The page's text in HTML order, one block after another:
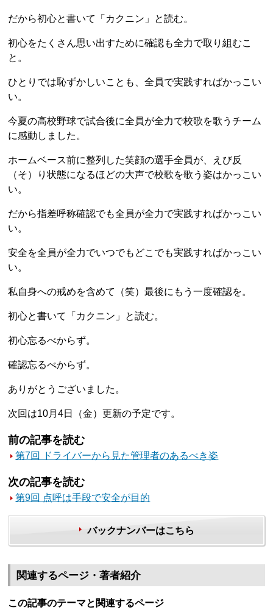
だから初心と書いて「カクニン」と読む。
初心をたくさん思い出すために確認も全力で取り組むこ
と。
ひとりでは恥ずかしいことも、全員で実践すればかっこい
い。
今夏の高校野球で試合後に全員が全力で校歌を歌うチーム
に感動しました。
ホームベース前に整列した笑顔の選手全員が、えび反
（そ）り状態になるほどの大声で校歌を歌う姿はかっこい
い。
だから指差呼称確認でも全員が全力で実践すればかっこい
い。
安全を全員が全力でいつでもどこでも実践すればかっこい
い。
私自身への戒めを含めて（笑）最後にもう一度確認を。
初心と書いて「カクニン」と読む。
初心忘るべからず。
確認忘るべからず。
ありがとうございました。
次回は10月4日（金）更新の予定です。
前の記事を読む
第7回 ドライバーから見た管理者のあるべき姿
次の記事を読む
第9回 点呼は手段で安全が目的
バックナンバーはこちら
関連するページ・著者紹介
この記事のテーマと関連するページ